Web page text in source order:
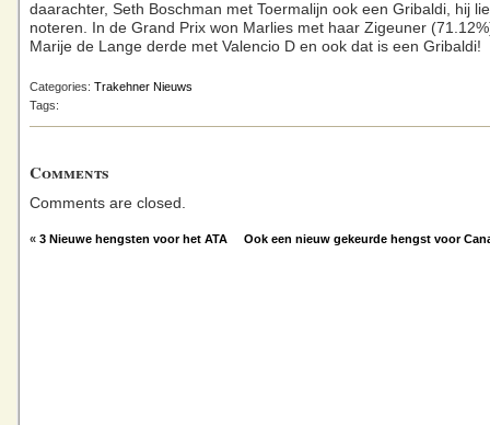
daarachter, Seth Boschman met Toermalijn ook een Gribaldi, hij
noteren. In de Grand Prix won Marlies met haar Zigeuner
Marije de Lange derde met Valencio D en ook dat is een Gribaldi!
Categories: Trakehner Nieuws
Tags:
Comments
Comments are closed.
« 3 Nieuwe hengsten voor het ATA Ook een nieuw gekeurde hengst voor